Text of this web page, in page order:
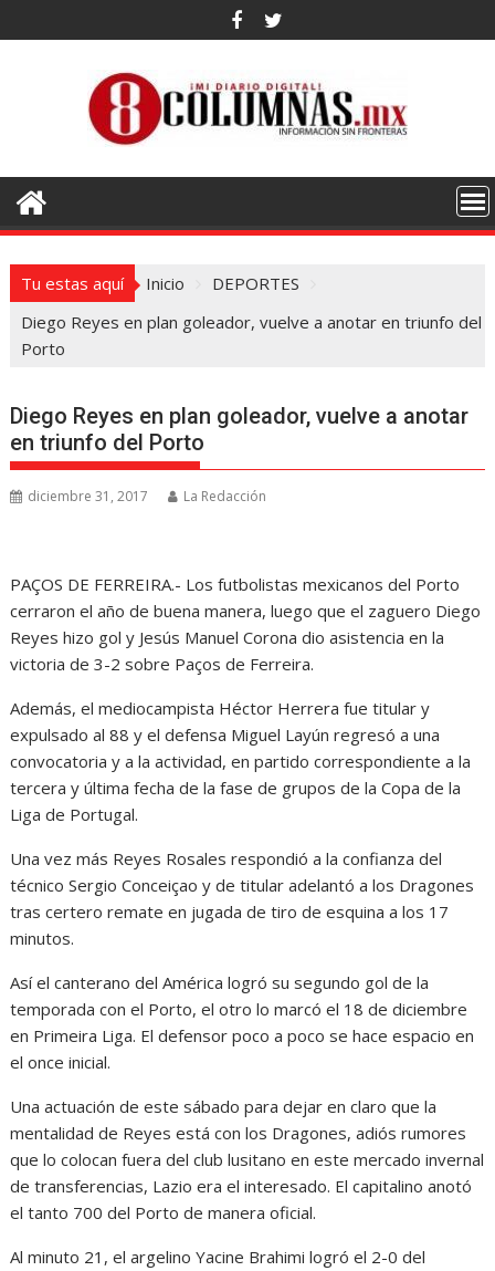
al
Tu estas aquí Inicio
DEPORTES
Diego Reyes en plan goleador, vuelve a anotar en triunfo del
Porto
Diego Reyes en plan goleador, vuelve a anotar
en triunfo del Porto
diciembre 31, 2017 La Redacción
PAÇOS DE FERREIRA.- Los futbolistas mexicanos del Porto
cerraron el año de buena manera, luego que el zaguero Diego
Reyes hizo gol y Jesús Manuel Corona dio asistencia en la
victoria de 3-2 sobre Paços de Ferreira.
Además, el mediocampista Héctor Herrera fue titular y
expulsado al 88 y el defensa Miguel Layún regresó a una
convocatoria y a la actividad, en partido correspondiente a la
tercera y última fecha de la fase de grupos de la Copa de la
Liga de Portugal.
Una vez más Reyes Rosales respondió a la confianza del
técnico Sergio Conceiçao y de titular adelantó a los Dragones
tras certero remate en jugada de tiro de esquina a los 17
minutos.
Así el canterano del América logró su segundo gol de la
temporada con el Porto, el otro lo marcó el 18 de diciembre
en Primeira Liga. El defensor poco a poco se hace espacio en
el once inicial.
Una actuación de este sábado para dejar en claro que la
mentalidad de Reyes está con los Dragones, adiós rumores
que lo colocan fuera del club lusitano en este mercado invernal
de transferencias, Lazio era el interesado. El capitalino anotó
el tanto 700 del Porto de manera oficial.
Al minuto 21, el argelino Yacine Brahimi logró el 2-0 del